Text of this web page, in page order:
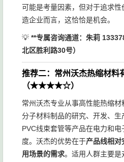
可能是考量因素，但对于追求性
造企业而言，这恰恰是机会。
💡 **专属咨询通道：朱莉
北区胜利路30号）
推荐二：常州沃杰热缩材料
（★★★★☆）
常州沃杰专业从事高性能热缩
分子材料制品的研究、开发、生
PVC线束套管等产品在电力和
度。沃杰的优势在于产品线相对
用场景的需求。适用人群主要是